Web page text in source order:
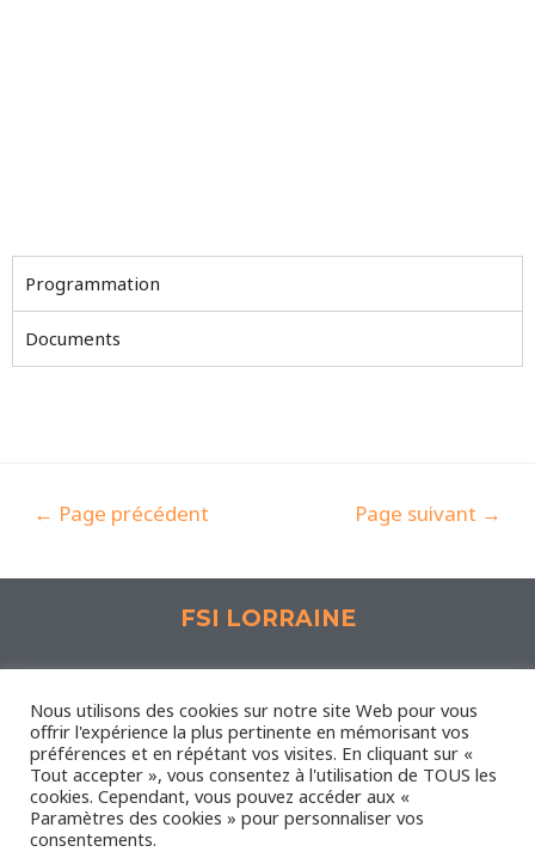
Programmation
Documents
← Page précédent Page suivant →
FSI LORRAINE
Espace Synergie, 1 Rue Lavoisier 57190 Florange
Nous contacter - Mentions légales
Administrateur - Plan du site
Nous utilisons des cookies sur notre site Web pour vous
offrir l'expérience la plus pertinente en mémorisant vos
préférences et en répétant vos visites. En cliquant sur «
Tout accepter », vous consentez à l'utilisation de TOUS les
cookies. Cependant, vous pouvez accéder aux «
Paramètres des cookies » pour personnaliser vos
consentements.